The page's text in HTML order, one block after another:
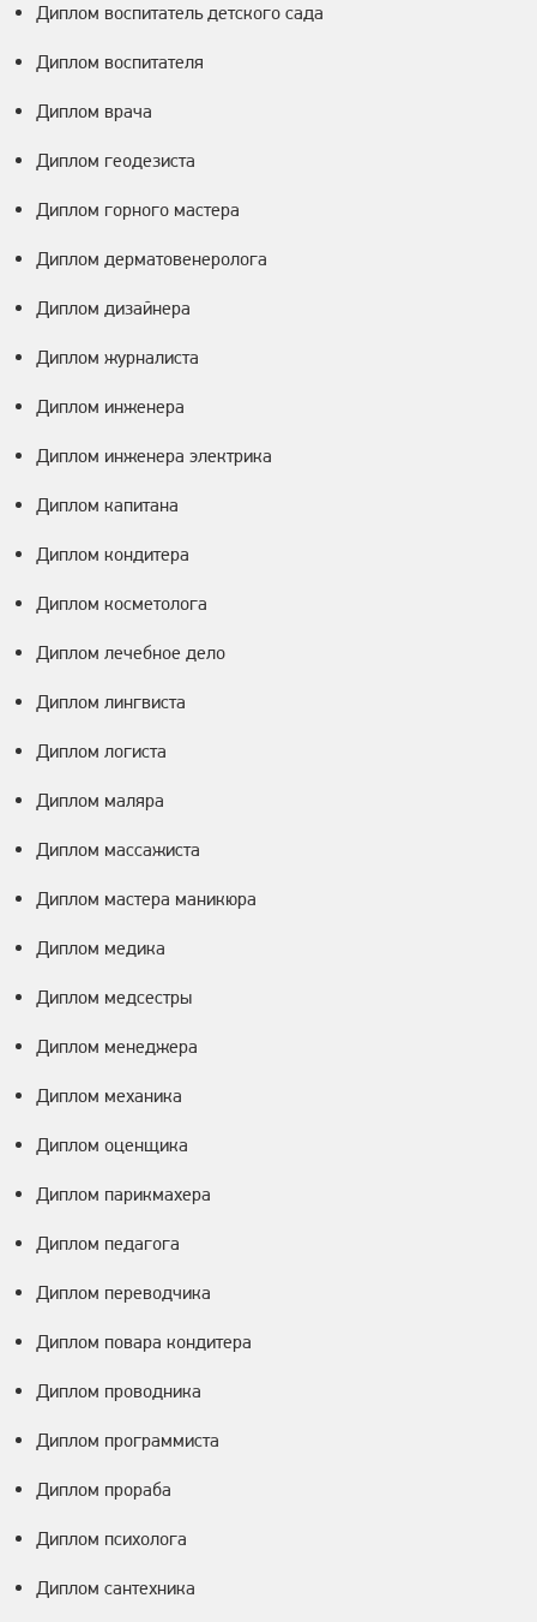
Диплом воспитатель детского сада
Диплом воспитателя
Диплом врача
Диплом геодезиста
Диплом горного мастера
Диплом дерматовенеролога
Диплом дизайнера
Диплом журналиста
Диплом инженера
Диплом инженера электрика
Диплом капитана
Диплом кондитера
Диплом косметолога
Диплом лечебное дело
Диплом лингвиста
Диплом логиста
Диплом маляра
Диплом массажиста
Диплом мастера маникюра
Диплом медика
Диплом медсестры
Диплом менеджера
Диплом механика
Диплом оценщика
Диплом парикмахера
Диплом педагога
Диплом переводчика
Диплом повара кондитера
Диплом проводника
Диплом программиста
Диплом прораба
Диплом психолога
Диплом сантехника